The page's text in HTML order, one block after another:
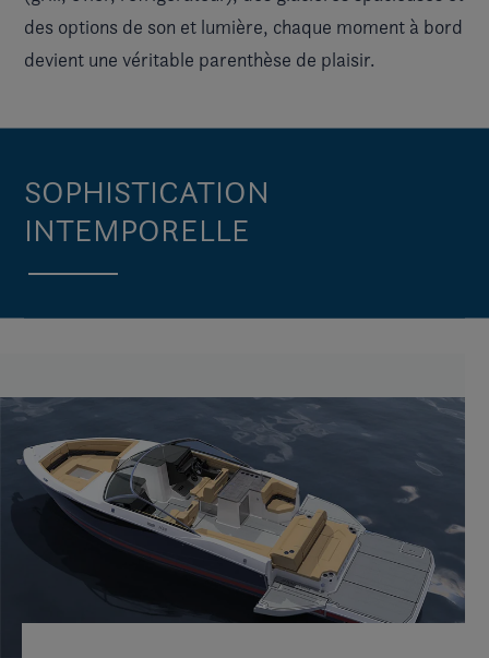
des options de son et lumière, chaque moment à bord
devient une véritable parenthèse de plaisir.
SOPHISTICATION
INTEMPORELLE